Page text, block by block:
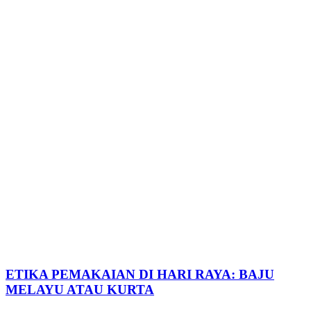
ETIKA PEMAKAIAN DI HARI RAYA: BAJU
MELAYU ATAU KURTA